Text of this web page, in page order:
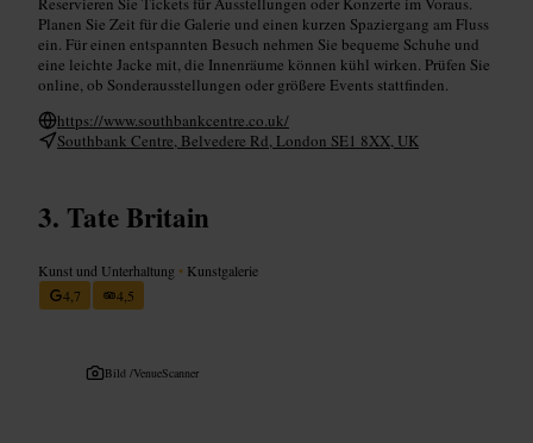
Planen Sie Zeit für die Galerie und einen kurzen Spaziergang am Fluss
ein. Für einen entspannten Besuch nehmen Sie bequeme Schuhe und
eine leichte Jacke mit, die Innenräume können kühl wirken. Prüfen Sie
online, ob Sonderausstellungen oder größere Events stattfinden.
https://www.southbankcentre.co.uk/
Southbank Centre, Belvedere Rd, London SE1 8XX, UK
Tate Britain
Kunst und Unterhaltung • Kunstgalerie
4,7
4,5
Bild /VenueScanner